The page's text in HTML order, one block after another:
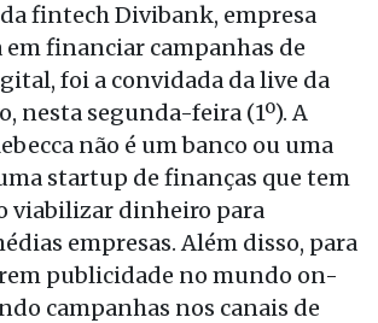
fintech Divibank, empresa
em financiar campanhas de
foi a convidada da live da
nesta segunda-feira (1º). A
não é um banco ou uma
startup de finanças que tem
viabilizar dinheiro para
empresas. Além disso, para
publicidade no mundo on-
campanhas nos canais de